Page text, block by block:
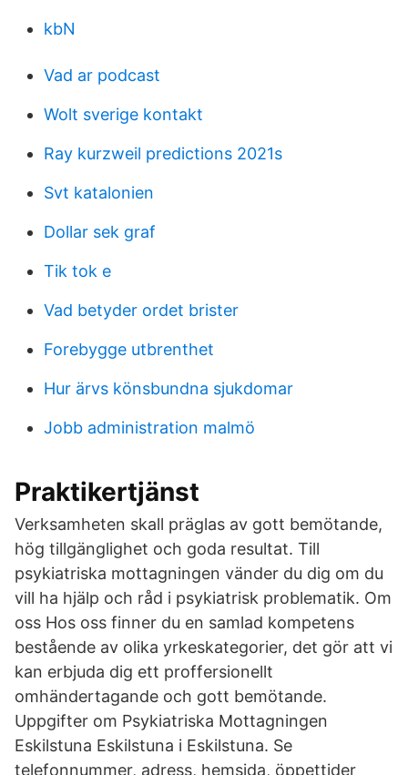
kbN
Vad ar podcast
Wolt sverige kontakt
Ray kurzweil predictions 2021s
Svt katalonien
Dollar sek graf
Tik tok e
Vad betyder ordet brister
Forebygge utbrenthet
Hur ärvs könsbundna sjukdomar
Jobb administration malmö
Praktikertjänst
Verksamheten skall präglas av gott bemötande,
hög tillgänglighet och goda resultat. Till
psykiatriska mottagningen vänder du dig om du
vill ha hjälp och råd i psykiatrisk problematik. Om
oss Hos oss finner du en samlad kompetens
bestående av olika yrkeskategorier, det gör att vi
kan erbjuda dig ett proffersionellt
omhändertagande och gott bemötande.
Uppgifter om Psykiatriska Mottagningen
Eskilstuna Eskilstuna i Eskilstuna. Se
telefonnummer, adress, hemsida, öppettider